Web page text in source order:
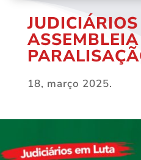
18, março 2025.